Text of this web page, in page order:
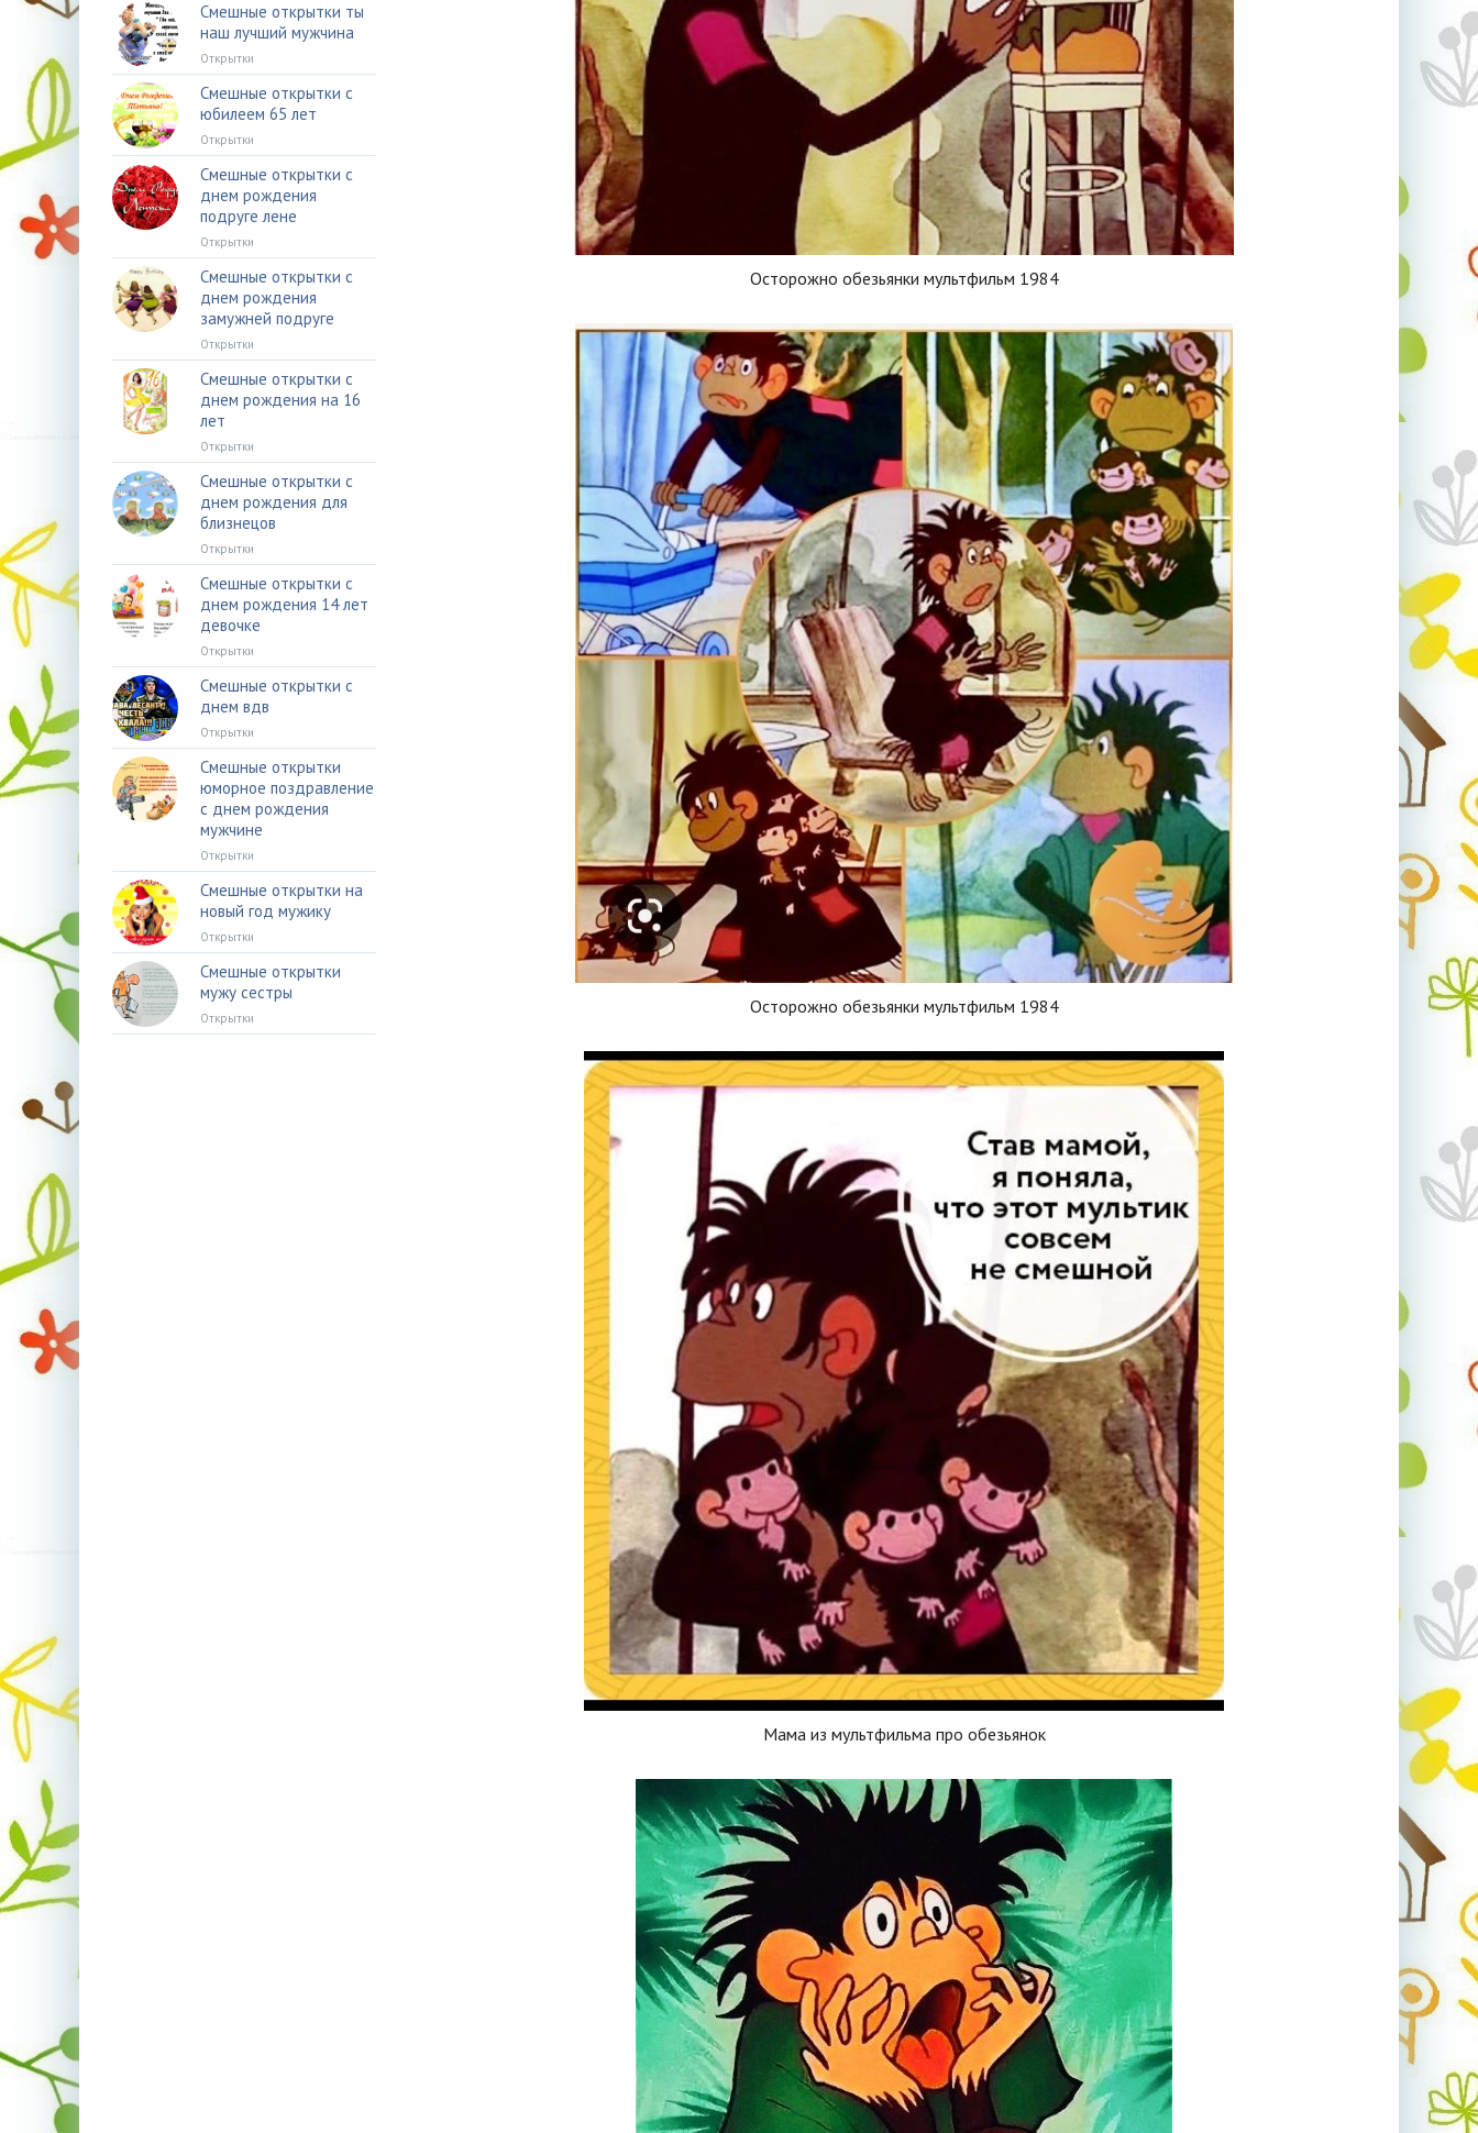
Осторожно обезьянки мультфильм 1984
Осторожно обезьянки мультфильм 1984
Мама из мультфильма про обезьянок
Смешные открытки ты
наш лучший мужчина
Открытки
Смешные открытки с
юбилеем 65 лет
Открытки
Смешные открытки с
днем рождения
подруге лене
Открытки
Смешные открытки с
днем рождения
замужней подруге
Открытки
Смешные открытки с
днем рождения на 16
лет
Открытки
Смешные открытки с
днем рождения для
близнецов
Открытки
Смешные открытки с
днем рождения 14 лет
девочке
Открытки
Смешные открытки с
днем вдв
Открытки
Смешные открытки
юморное поздравление
с днем рождения
мужчине
Открытки
Смешные открытки на
новый год мужику
Открытки
Смешные открытки
мужу сестры
Открытки